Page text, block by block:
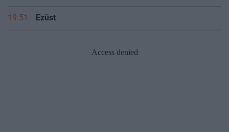
19:51 Ezüst